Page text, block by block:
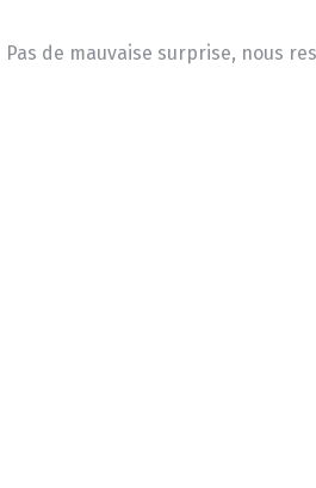
Pas de mauvaise surprise, nous